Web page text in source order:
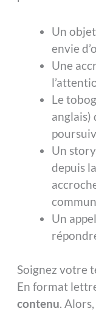
Un
envie
Une
Le
anglais)
Un
depuis
Un
Soignez votre
En format
contenu.